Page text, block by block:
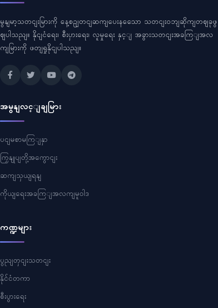
မွနျမာ့သတငျးမြားကို နေ့စဥျတငျဆကျပေးနသေော သတငျးဝဘျဆိုကျတဈခုဖွ
ဈပါသညျ။ နိုငျငံရေး၊ စီးပှားရေး၊ လူမှုရေး နှင့ျ အခွားသတငျးအခကြျအလ
ကျမြားကို ဖတျရှုနိုငျပါသညျ။
အမွနျလင့ျချမြား
ပငျမစာမကြျနှာ
ကြှနျုပျတို့အကွောငျး
ဆကျသှယျရနျ
ကိုယျရေးအခကြျအလကျမူဝါဒ
ကဏ္ဍများ
ပွညျတှငျးသတငျး
နိုင်ငံတကာ
စီးပွားရေး